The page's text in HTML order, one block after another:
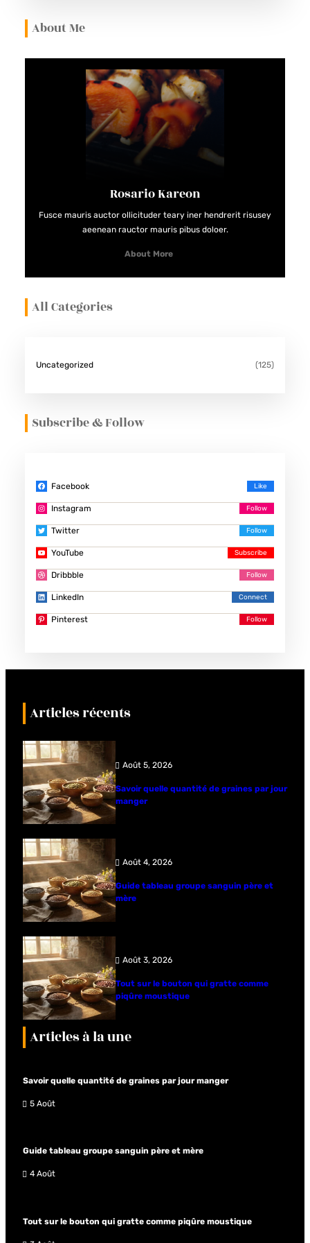
I
L
F
A
V
About Me
Rosario Kareon
Fusce mauris auctor ollicituder teary iner hendrerit risusey
aeenean rauctor mauris pibus doloer.
About More
All Categories
Uncategorized (125)
Subscribe & Follow
Facebook
Instagram
Twitter
YouTube
Dribbble
LinkedIn
Pinterest
Articles récents
Août 5, 2026
Savoir quelle quantité de graines par jour
manger
Août 4, 2026
Guide tableau groupe sanguin père et
mère
Août 3, 2026
Tout sur le bouton qui gratte comme
piqûre moustique
Articles à la une
Savoir quelle quantité de graines par jour manger
5 Août
Guide tableau groupe sanguin père et mère
4 Août
Tout sur le bouton qui gratte comme piqûre moustique